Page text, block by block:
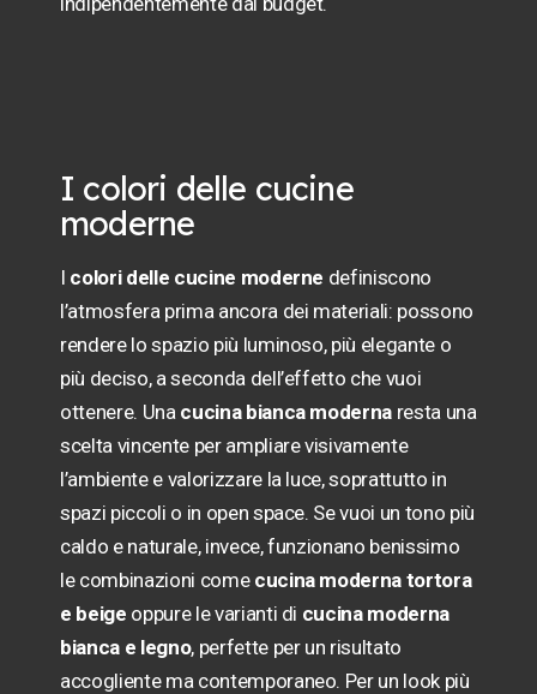
I colori delle cucine
moderne
I colori delle cucine moderne definiscono
l’atmosfera prima ancora dei materiali: possono
rendere lo spazio più luminoso, più elegante o
più deciso, a seconda dell’effetto che vuoi
ottenere. Una cucina bianca moderna resta una
scelta vincente per ampliare visivamente
l’ambiente e valorizzare la luce, soprattutto in
spazi piccoli o in open space. Se vuoi un tono più
caldo e naturale, invece, funzionano benissimo
le combinazioni come cucina moderna tortora
e beige oppure le varianti di cucina moderna
bianca e legno, perfette per un risultato
accogliente ma contemporaneo. Per un look più